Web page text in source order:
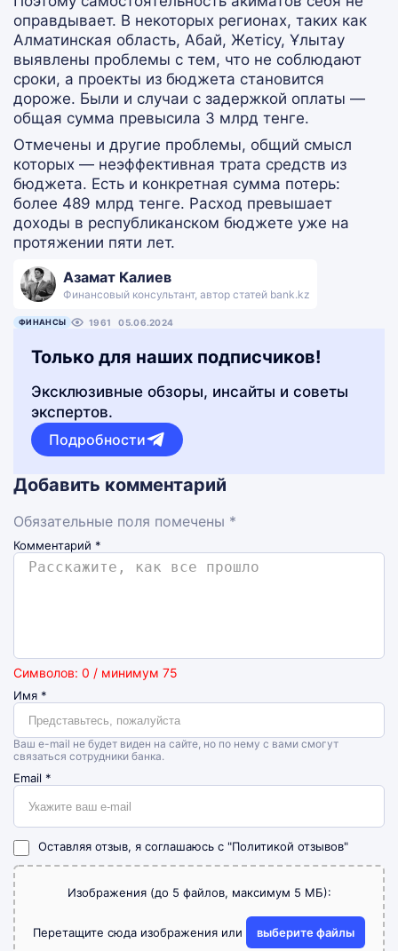
оправдывает. В некоторых регионах, таких как
Алматинская область, Абай, Жетісу, Ұлытау
выявлены проблемы с тем, что не соблюдают
сроки, а проекты из бюджета становится
дороже. Были и случаи с задержкой оплаты —
общая сумма превысила 3 млрд тенге.
Отмечены и другие проблемы, общий смысл
которых — неэффективная трата средств из
бюджета. Есть и конкретная сумма потерь:
более 489 млрд тенге. Расход превышает
доходы в республиканском бюджете уже на
протяжении пяти лет.
Азамат Калиев
Финансовый консультант, автор статей bank.kz
ФИНАНСЫ 1961 05.06.2024
Только для наших подписчиков!
Эксклюзивные обзоры, инсайты и советы
экспертов.
Подробности
Добавить комментарий
Обязательные поля помечены *
Комментарий *
Символов: 0 / минимум 75
Имя *
Ваш e-mail не будет виден на сайте, но по нему с вами смогут
связаться сотрудники банка.
Email *
Оставляя отзыв, я соглашаюсь с "Политикой отзывов"
Изображения (до 5 файлов, максимум 5 МБ):
Перетащите сюда изображения или выберите файлы